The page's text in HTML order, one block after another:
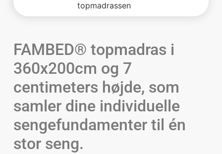
topmadrassen
FAMBED® topmadras i
360x200cm og 7
centimeters højde, som
samler dine individuelle
sengefundamenter til én
stor seng.